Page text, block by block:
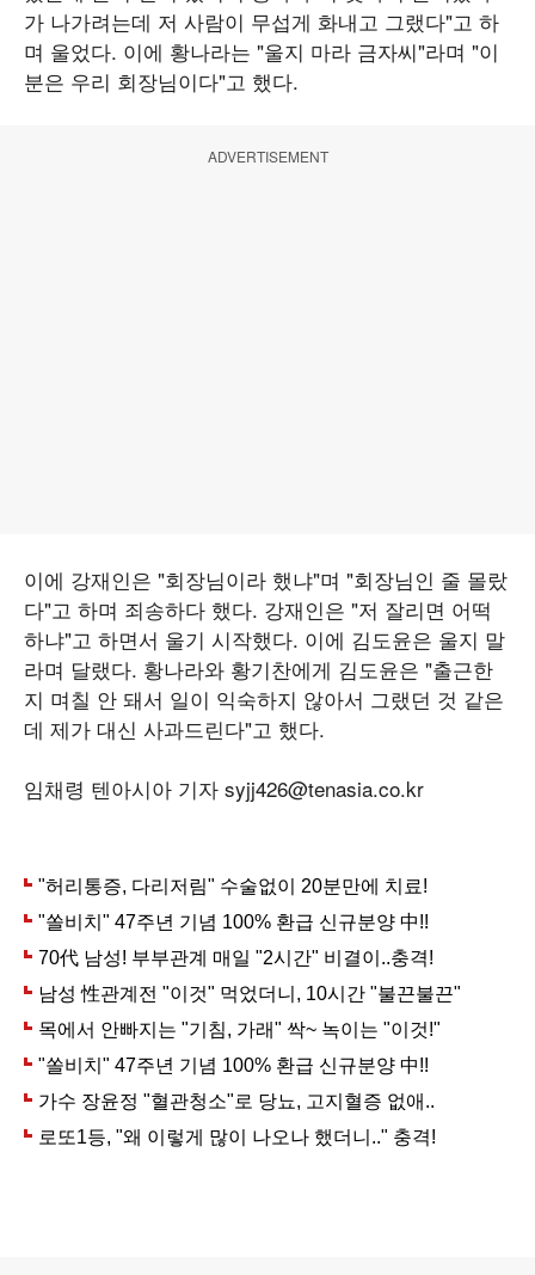
가 나가려는데 저 사람이 무섭게 화내고 그랬다"고 하
며 울었다. 이에 황나라는 "울지 마라 금자씨"라며 "이
분은 우리 회장님이다"고 했다.
ADVERTISEMENT
이에 강재인은 "회장님이라 했냐"며 "회장님인 줄 몰랐
다"고 하며 죄송하다 했다. 강재인은 "저 잘리면 어떡
하냐"고 하면서 울기 시작했다. 이에 김도윤은 울지 말
라며 달랬다. 황나라와 황기찬에게 김도윤은 "출근한
지 며칠 안 돼서 일이 익숙하지 않아서 그랬던 것 같은
데 제가 대신 사과드린다"고 했다.
임채령 텐아시아 기자 syjj426@tenasia.co.kr